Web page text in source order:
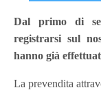
Dal primo di
registrarsi sul
hanno già
La prevendita